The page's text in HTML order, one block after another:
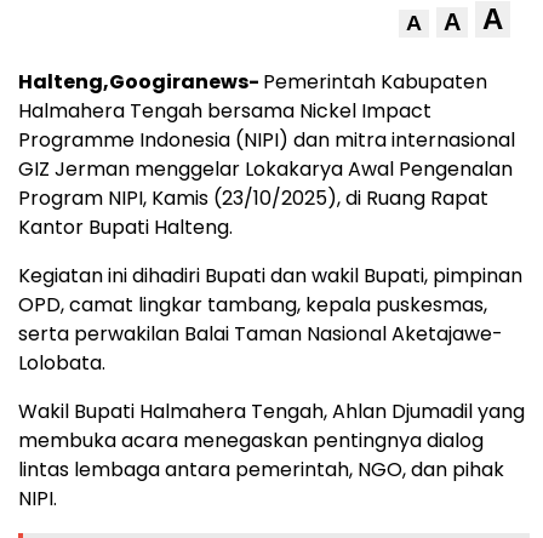
A A A
Halteng,Googiranews- Pemerintah Kabupaten
Halmahera Tengah bersama Nickel Impact
Programme Indonesia (NIPI) dan mitra internasional
GIZ Jerman menggelar Lokakarya Awal Pengenalan
Program NIPI, Kamis (23/10/2025), di Ruang Rapat
Kantor Bupati Halteng.
Kegiatan ini dihadiri Bupati dan wakil Bupati, pimpinan
OPD, camat lingkar tambang, kepala puskesmas,
serta perwakilan Balai Taman Nasional Aketajawe-
Lolobata.
Wakil Bupati Halmahera Tengah, Ahlan Djumadil yang
membuka acara menegaskan pentingnya dialog
lintas lembaga antara pemerintah, NGO, dan pihak
NIPI.